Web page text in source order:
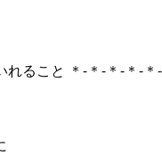
ること ＊-＊-＊-＊-